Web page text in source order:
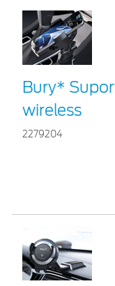
Bury*
wireless
2279204